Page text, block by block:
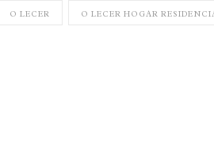
O LECER O LECER HOGAR